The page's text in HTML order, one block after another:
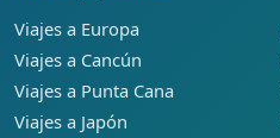
Viajes a Europa
Viajes a Cancún
Viajes a Punta Cana
Viajes a Japón